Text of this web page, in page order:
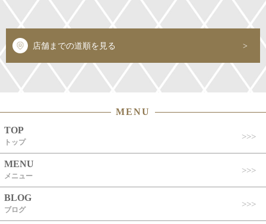
店舗までの道順を見る
MENU
TOP
トップ
MENU
メニュー
BLOG
ブログ